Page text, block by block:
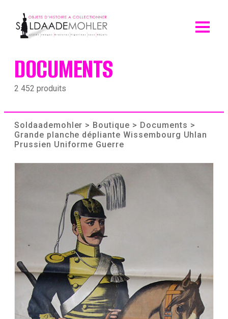
content
DOCUMENTS
2 452 produits
Soldaademohler > Boutique > Documents >
Grande planche dépliante Wissembourg Uhlan
Prussien Uniforme Guerre